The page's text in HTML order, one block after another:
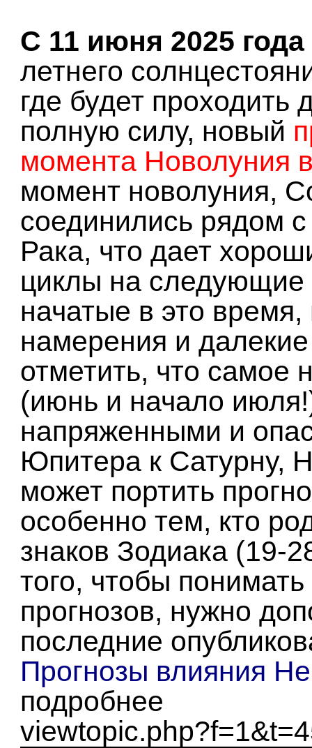
С 11 июня 2025 года
летнего
где будет проходить
полную силу, новый
момента Новолуния
момент новолуния,
соединились рядом
Рака, что дает
циклы на
начатые в это
намерения и
отметить, что самое
(июнь и начало
напряженными и
Юпитера к Сатурну,
может портить
особенно тем, кто
знаков Зодиака (19-
того, чтобы
прогнозов, нужно
последние
Прогнозы влияния
подробнее